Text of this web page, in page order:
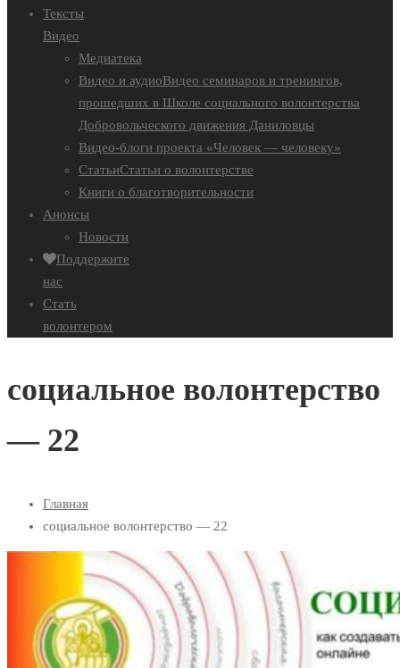
Тексты
Видео
Медиатека
Видео и аудиоВидео семинаров и тренингов,
прошедших в Школе социального волонтерства
Добровольческого движения Даниловцы
Видео-блоги проекта «Человек — человеку»
СтатьиСтатьи о волонтерстве
Книги о благотворительности
Анонсы
Новости
Поддержите
нас
Стать
волонтером
социальное волонтерство
— 22
Главная
социальное волонтерство — 22